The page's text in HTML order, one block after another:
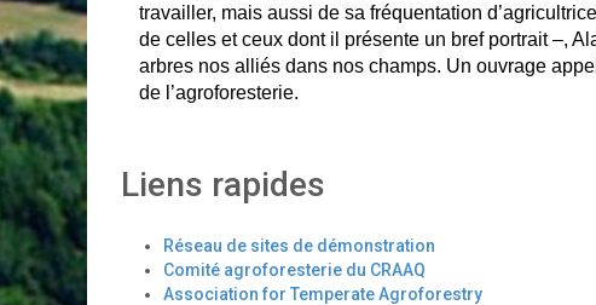
travailler, mais aussi de sa fréquentation
de celles et ceux dont il présente un bref portrait –,
arbres nos alliés dans nos champs. Un ouvrage
de l’agroforesterie.
Liens rapides
Réseau de sites de démonstration
Comité agroforesterie du CRAAQ
Association for Temperate Agroforestry